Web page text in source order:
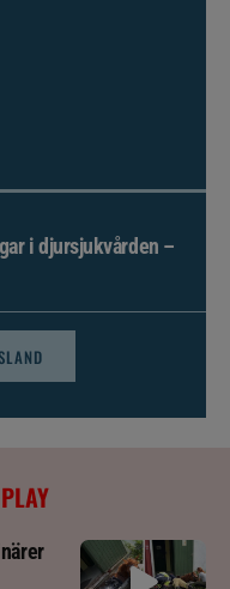
i djursjukvården –
PLAY